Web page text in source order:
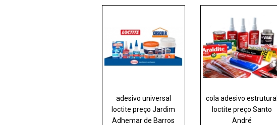
adesivo universal
loctite preço Jardim
Adhemar de Barros
cola adesivo estrutural
loctite preço Santo
André